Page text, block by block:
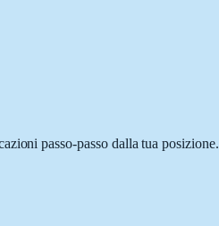
passo-passo dalla tua posizione.